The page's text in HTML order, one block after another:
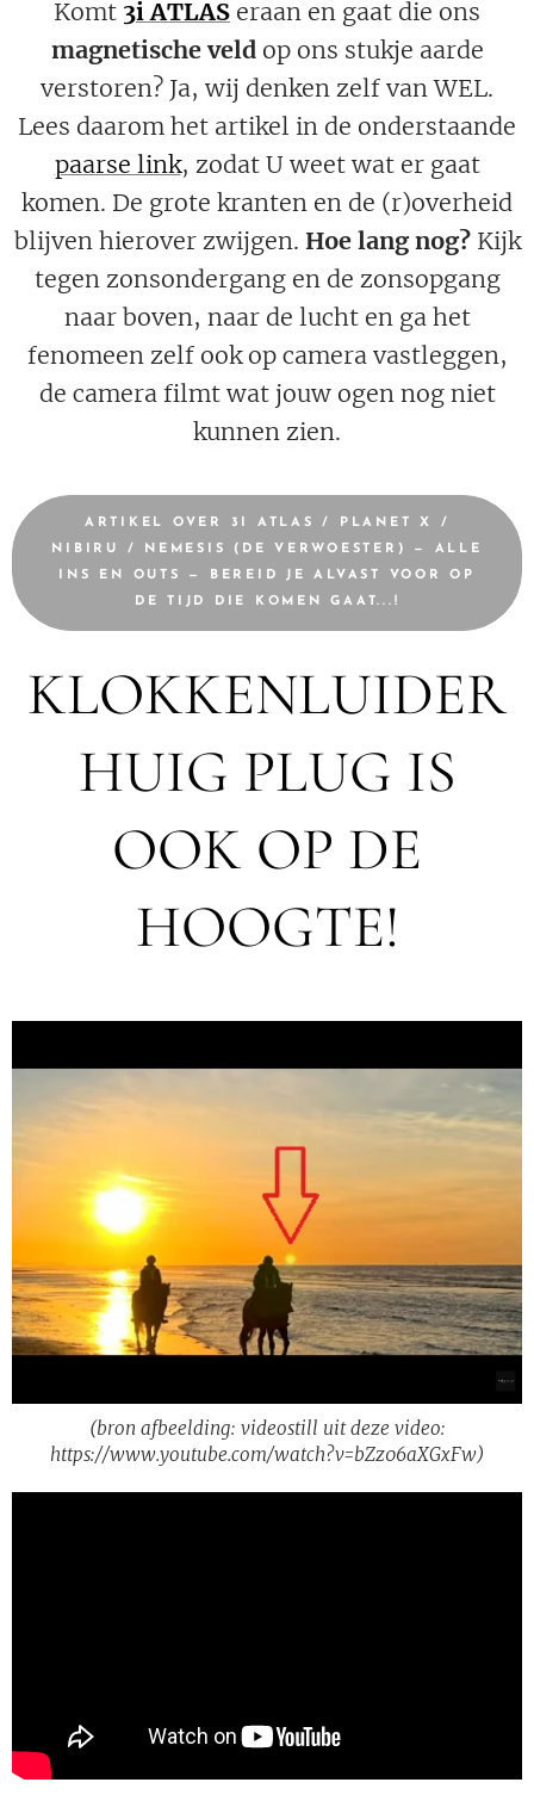
Komt 3i ATLAS eraan en gaat die ons
magnetische veldop ons stukje aarde
verstoren? Ja, wij denken zelf van WEL.
Lees daarom het artikel in de onderstaande
paarse link, zodat U weet wat er gaat
komen. De grote kranten en de (r)overheid
blijven hierover zwijgen. Hoe lang nog?Kijk
tegen zonsondergang en de zonsopgang
naar boven, naar de lucht en ga het
fenomeen zelf ook op camera vastleggen,
de camera filmt wat jouw ogen nog niet
kunnen zien.
ARTIKEL OVER 3I ATLAS / PLANET X /
NIBIRU / NEMESIS (DE VERWOESTER) — ALLE
INS EN OUTS — BEREID JE ALVAST VOOR OP
DE TIJD DIE KOMEN GAAT...!
KLOKKENLUIDER
HUIG PLUG IS
OOK OP DE
HOOGTE!
(bron afbeelding: videostill uit deze video:
https://www.youtube.com/watch?v=bZz06aXGxFw)